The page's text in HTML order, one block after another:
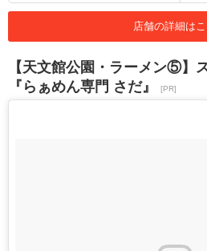
店舗の詳細は
【天文館公園・ラーメン⑤】
『らぁめん専門 さだ』
[PR]